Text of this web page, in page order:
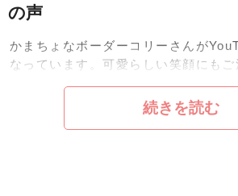
の声
かまちょなボーダーコリーさんが
なっています。可愛らしい笑顔にも
続きを読む